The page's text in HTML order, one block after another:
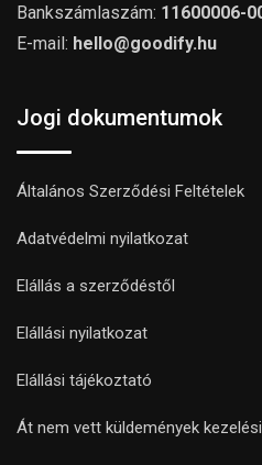
Bankszámlaszám: 11600006-
E-mail: hello@goodify.hu
Jogi dokumentumok
Általános Szerződési Feltételek
Adatvédelmi nyilatkozat
Elállás a szerződéstől
Elállási nyilatkozat
Elállási tájékoztató
Át nem vett küldemények